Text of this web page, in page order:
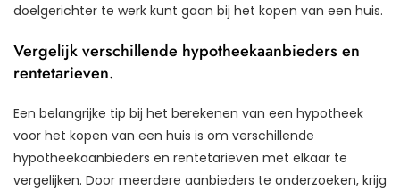
doelgerichter te werk kunt gaan bij het kopen van een huis.
Vergelijk verschillende hypotheekaanbieders en
rentetarieven.
Een belangrijke tip bij het berekenen van een hypotheek
voor het kopen van een huis is om verschillende
hypotheekaanbieders en rentetarieven met elkaar te
vergelijken. Door meerdere aanbieders te onderzoeken, krijg